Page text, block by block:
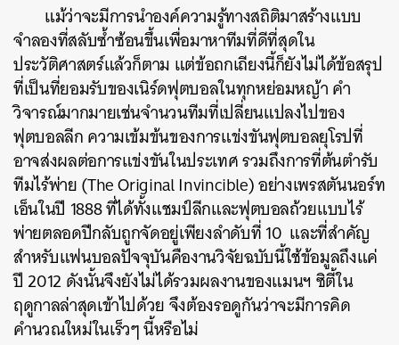
แม้ว่าจะมีการนำองค์ความรู้ทางสถิติมาสร้างแบบ
จำลองที่สลับซ้ำซ้อนขึ้นเพื่อมาหาทีมที่ดีที่สุดใน
ประวัติศาสตร์แล้วก็ตาม แต่ข้อถกเถียงนี้ก็ยังไม่ได้ข้อสรุป
ที่เป็นที่ยอมรับของเนิร์ดฟุตบอลในทุกหย่อมหญ้า คำ
วิจารณ์มากมายเช่นจำนวนทีมที่เปลี่ยนแปลงไปของ
ฟุตบอลลีก ความเข้มข้นของการแข่งขันฟุตบอลยุโรปที่
อาจส่งผลต่อการแข่งขันในประเทศ รวมถึงการที่ต้นตำรับ
ทีมไร้พ่าย (The Original Invincible) อย่างเพรสตันนอร์ท
เอ็นในปี 1888 ที่ได้ทั้งแชมป์ลีกและฟุตบอลถ้วยแบบไร้
พ่ายตลอดปีกลับถูกจัดอยู่เพียงลำดับที่ 10 และที่สำคัญ
สำหรับแฟนบอลปัจจุบันคืองานวิจัยฉบับนี้ใช้ข้อมูลถึงแค่
ปี 2012 ดังนั้นจึงยังไม่ได้รวมผลงานของแมนฯ ซิตี้ใน
ฤดูกาลล่าสุดเข้าไปด้วย จึงต้องรอดูกันว่าจะมีการคิด
คำนวณใหม่ในเร็วๆ นี้หรือไม่